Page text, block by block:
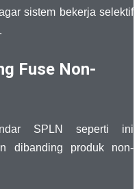
sistem bekerja selektif
Fuse Non-
SPLN seperti ini
dibanding produk non-